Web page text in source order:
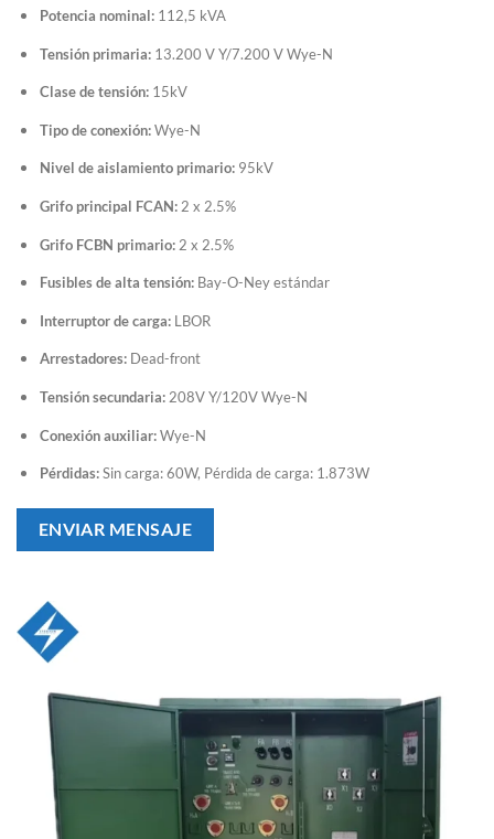
Potencia nominal:112,5 kVA
Tensión primaria:13.200 V Y/7.200 V Wye-N
Clase de tensión:15kV
Tipo de conexión:Wye-N
Nivel de aislamiento primario:95kV
Grifo principal FCAN:2 x 2.5%
Grifo FCBN primario:2 x 2.5%
Fusibles de alta tensión:Bay-O-Ney estándar
Interruptor de carga:LBOR
Arrestadores:Dead-front
Tensión secundaria:208V Y/120V Wye-N
Conexión auxiliar:Wye-N
Pérdidas:Sin carga: 60W, Pérdida de carga: 1.873W
ENVIAR MENSAJE